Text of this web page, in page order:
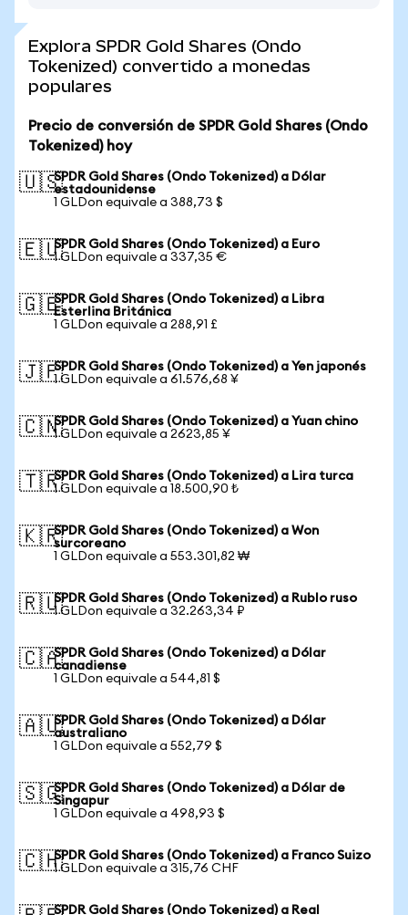
Explora SPDR Gold Shares (Ondo
Tokenized) convertido a monedas
populares
Precio de conversión de SPDR Gold Shares (Ondo
Tokenized) hoy
🇺🇸SPDR Gold Shares (Ondo Tokenized) a Dólar
estadounidense
1 GLDon equivale a 388,73 $
🇪🇺SPDR Gold Shares (Ondo Tokenized) a Euro
1 GLDon equivale a 337,35 €
🇬🇧SPDR Gold Shares (Ondo Tokenized) a Libra
Esterlina Británica
1 GLDon equivale a 288,91 £
🇯🇵SPDR Gold Shares (Ondo Tokenized) a Yen japonés
1 GLDon equivale a 61.576,68 ¥
🇨🇳SPDR Gold Shares (Ondo Tokenized) a Yuan chino
1 GLDon equivale a 2623,85 ¥
🇹🇷SPDR Gold Shares (Ondo Tokenized) a Lira turca
1 GLDon equivale a 18.500,90 ₺
🇰🇷SPDR Gold Shares (Ondo Tokenized) a Won
surcoreano
1 GLDon equivale a 553.301,82 ₩
🇷🇺SPDR Gold Shares (Ondo Tokenized) a Rublo ruso
1 GLDon equivale a 32.263,34 ₽
🇨🇦SPDR Gold Shares (Ondo Tokenized) a Dólar
canadiense
1 GLDon equivale a 544,81 $
🇦🇺SPDR Gold Shares (Ondo Tokenized) a Dólar
australiano
1 GLDon equivale a 552,79 $
🇸🇬SPDR Gold Shares (Ondo Tokenized) a Dólar de
Singapur
1 GLDon equivale a 498,93 $
🇨🇭SPDR Gold Shares (Ondo Tokenized) a Franco Suizo
1 GLDon equivale a 315,76 CHF
SPDR Gold Shares (Ondo Tokenized) a Real